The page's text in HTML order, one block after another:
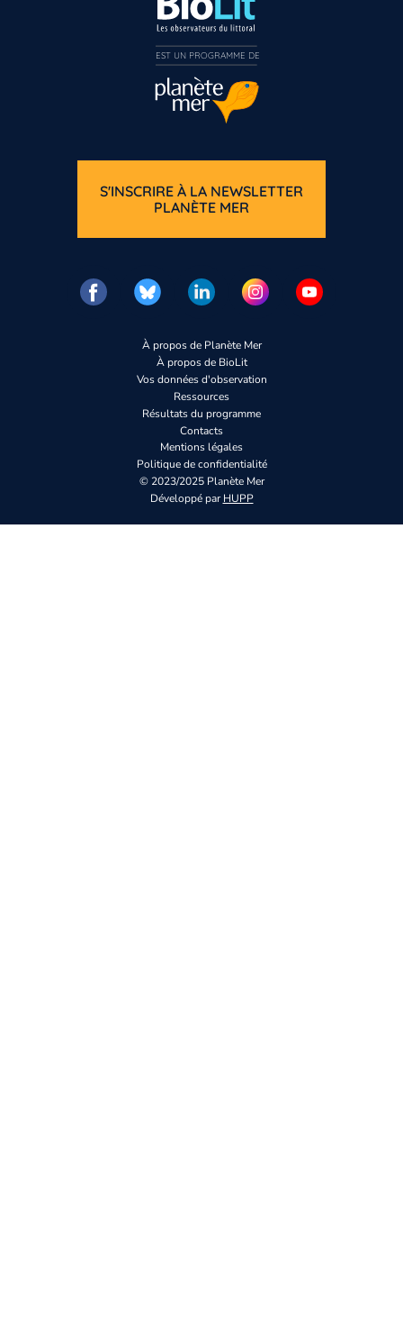
À propos de Planète Mer
À propos de BioLit
Vos données d'observation
Ressources
Résultats du programme
Contacts
Mentions légales
Politique de confidentialité
© 2023/2025 Planète Mer
Développé parHUPP
S'INSCRIRE À LA NEWSLETTER
PLANÈTE MER